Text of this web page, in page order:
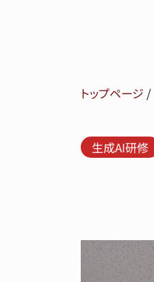
トップページ /
生成AI研修